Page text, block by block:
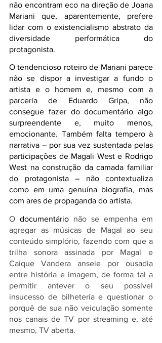
não encontram eco na direção de Joana
Mariani que, aparentemente, prefere
lidar com o existencialismo abstrato da
diversidade performática do
protagonista.
O tendencioso roteiro de Mariani parece
não se dispor a investigar a fundo o
artista e o homem e, mesmo com a
parceria de Eduardo Gripa, não
consegue fazer do documentário algo
surpreendente e, muito menos,
emocionante. Também falta tempero à
narrativa – por sua vez sustentada pelas
participações de Magali West e Rodrigo
West na construção da camada familiar
do protagonista – não contextualiza
como em uma genuína biografia, mas
com ares de propaganda do artista.
O documentário não se empenha em
agregar as músicas de Magal ao seu
conteúdo simplório, fazendo com que a
trilha sonora assinada por Magal e
Caique Vandera anseie por ousadia
entre história e imagem, de forma tal a
permitir antever o seu possível
insucesso de bilheteria e questionar o
porquê de sua não veiculação somente
nos canais de TV por streaming e, até
mesmo, TV aberta.